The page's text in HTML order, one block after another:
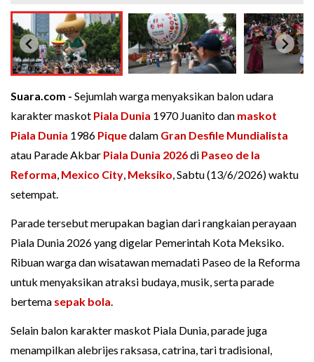
Suara.com - Sejumlah warga menyaksikan balon udara
karakter maskot Piala Dunia 1970 Juanito dan maskot
Piala Dunia 1986 Piquedalam Gran Desfile Mundialista
atau Parade Akbar Piala Dunia 2026di Paseo de la
Reforma, Mexico City, Meksiko, Sabtu (13/6/2026) waktu
setempat.
Parade tersebut merupakan bagian dari rangkaian perayaan
Piala Dunia 2026 yang digelar Pemerintah Kota Meksiko.
Ribuan warga dan wisatawan memadati Paseo de la Reforma
untuk menyaksikan atraksi budaya, musik, serta parade
bertema sepak bola.
Selain balon karakter maskot Piala Dunia, parade juga
menampilkan alebrijes raksasa, catrina, tari tradisional,